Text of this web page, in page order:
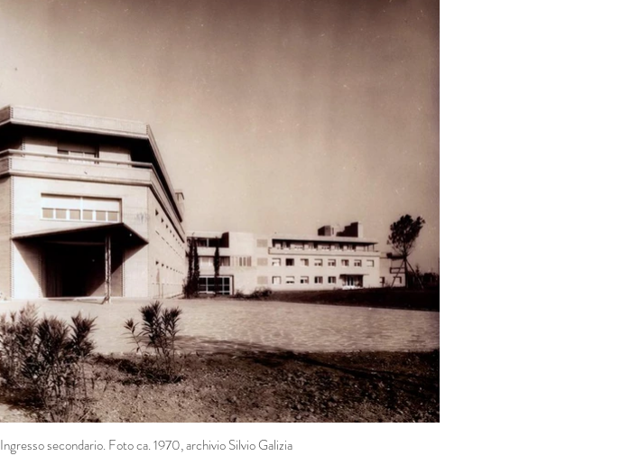
Ingresso secondario. Foto ca. 1970, archivio Silvio Galizia